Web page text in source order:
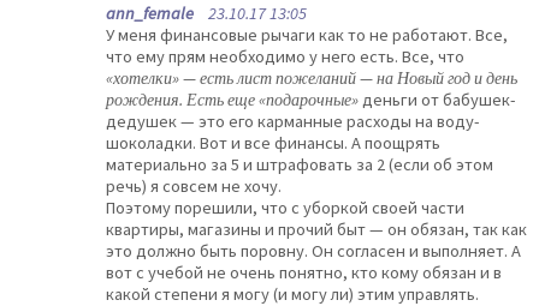
ann_female 23.10.17 13:05
У меня финансовые рычаги как то не работают. Все,
что ему прям необходимо у него есть. Все, что
«хотелки» — есть лист пожеланий — на Новый год и день
рождения. Есть еще «подарочные»деньги от бабушек-
дедушек — это его карманные расходы на воду-
шоколадки. Вот и все финансы. А поощрять
материально за 5 и штрафовать за 2 (если об этом
речь) я совсем не хочу.
Поэтому порешили, что с уборкой своей части
квартиры, магазины и прочий быт — он обязан, так как
это должно быть поровну. Он согласен и выполняет. А
вот с учебой не очень понятно, кто кому обязан и в
какой степени я могу (и могу ли) этим управлять.